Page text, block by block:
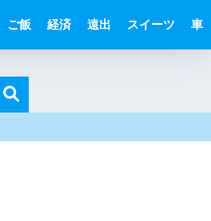
ご飯 経済 遠出 スイーツ 車